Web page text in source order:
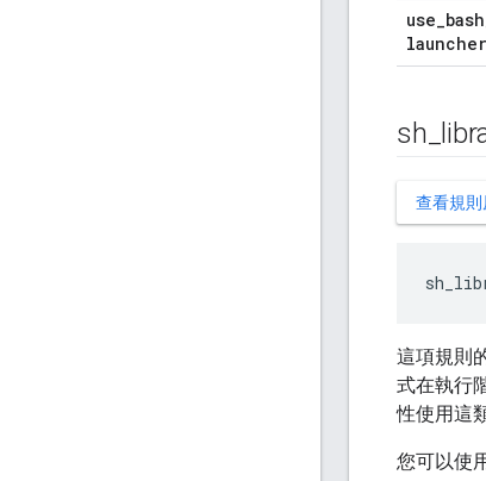
use_bash
launcher
sh
查看規
這項規則
式在執行
性使用這
您可以使